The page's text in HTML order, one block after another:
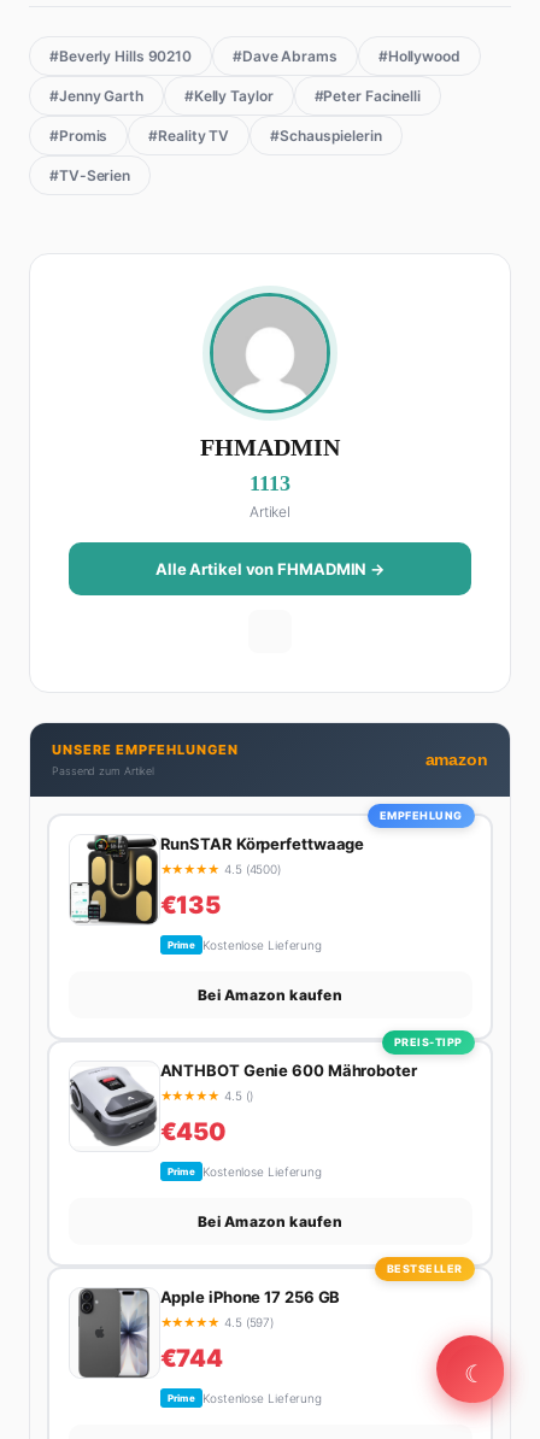
#Beverly Hills 90210 #Dave Abrams #Hollywood
#Jenny Garth #Kelly Taylor #Peter Facinelli
#Promis #Reality TV #Schauspielerin
#TV-Serien
FHMADMIN
1113
Artikel
Alle Artikel von FHMADMIN →
UNSERE EMPFEHLUNGEN
Passend zum Artikel
amazon
EMPFEHLUNG
RunSTAR Körperfettwaage
★★★★★ 4.5 (4500)
€135
Prime Kostenlose Lieferung
Bei Amazon kaufen
PREIS-TIPP
ANTHBOT Genie 600 Mähroboter
★★★★★ 4.5 ()
€450
Prime Kostenlose Lieferung
Bei Amazon kaufen
BESTSELLER
Apple iPhone 17 256 GB
★★★★★ 4.5 (597)
€744
Prime Kostenlose Lieferung
☾
☾